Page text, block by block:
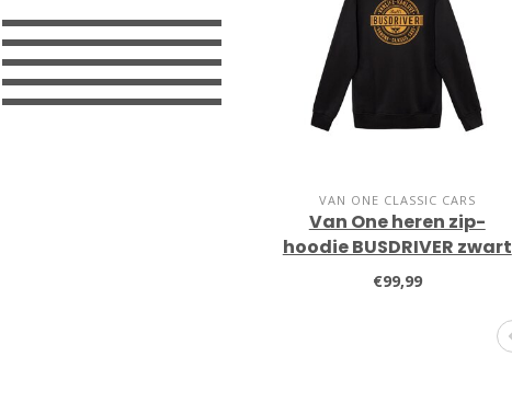
VAN ONE CLASSIC CARS
Van One heren zip-
hoodie BUSDRIVER zwart
€99,99